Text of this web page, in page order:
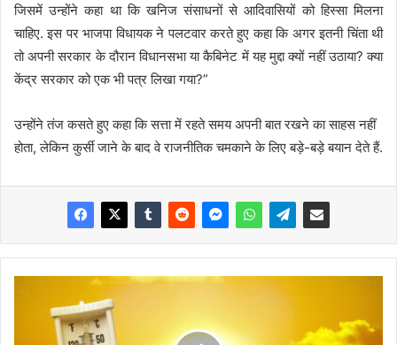
जिसमें उन्होंने कहा था कि खनिज संसाधनों से आदिवासियों को हिस्सा मिलना
चाहिए. इस पर भाजपा विधायक ने पलटवार करते हुए कहा कि अगर इतनी चिंता थी
तो अपनी सरकार के दौरान विधानसभा या कैबिनेट में यह मुद्दा क्यों नहीं उठाया? क्या
केंद्र सरकार को एक भी पत्र लिखा गया?”
उन्होंने तंज कसते हुए कहा कि सत्ता में रहते समय अपनी बात रखने का साहस नहीं
होता, लेकिन कुर्सी जाने के बाद वे राजनीतिक चमकाने के लिए बड़े-बड़े बयान देते हैं.